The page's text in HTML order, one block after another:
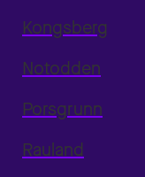
Kongsberg
Notodden
Porsgrunn
Rauland